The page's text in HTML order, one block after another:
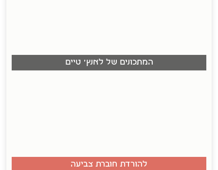
המתכונים של לאנץ' טיים
להורדת חוברת צביעה